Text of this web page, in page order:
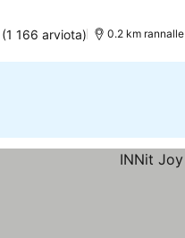
(1 166 arviota) 0.2 km rannalle